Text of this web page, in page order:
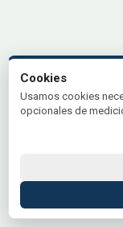
Cookies
Usamos cookies
opcionales de